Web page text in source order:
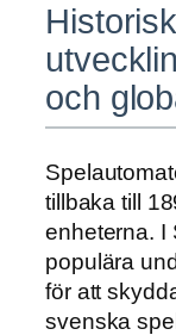
och
tillbaka till
enheterna. I
populära
för att
svenska